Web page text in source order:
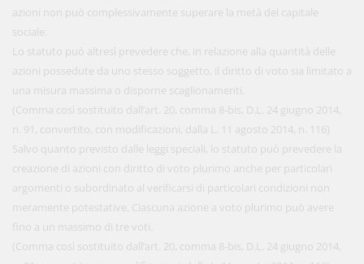
azioni non può complessivamente superare la metà del capitale
sociale.
Lo statuto può altresì prevedere che, in relazione alla quantità delle
azioni possedute da uno stesso soggetto, il diritto di voto sia limitato a
una misura massima o disporne scaglionamenti.
(Comma così sostituito dall’art. 20, comma 8-bis, D.L. 24 giugno 2014,
n. 91, convertito, con modificazioni, dalla L. 11 agosto 2014, n. 116)
Salvo quanto previsto dalle leggi speciali, lo statuto può prevedere la
creazione di azioni con diritto di voto plurimo anche per particolari
argomenti o subordinato al verificarsi di particolari condizioni non
meramente potestative. Ciascuna azione a voto plurimo può avere
fino a un massimo di tre voti.
(Comma così sostituito dall’art. 20, comma 8-bis, D.L. 24 giugno 2014,